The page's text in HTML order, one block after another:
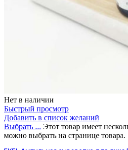
Нет в наличии
Быстрый просмотр
Добавить в список желаний
Выбрать ... Этот товар имеет
можно выбрать на странице товара.